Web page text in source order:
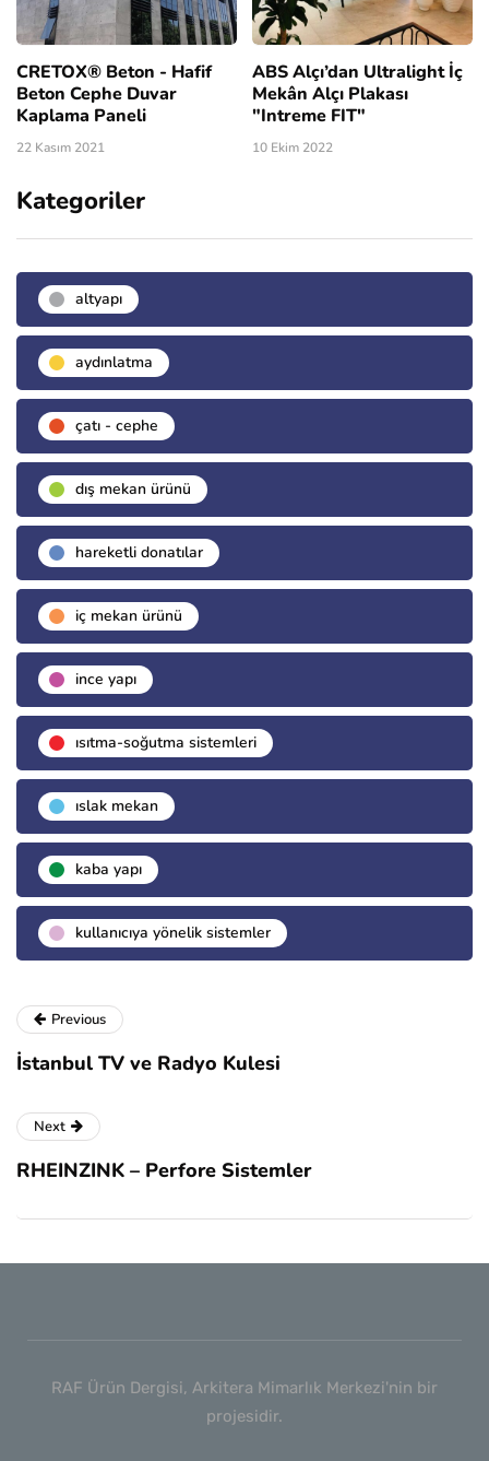
CRETOX® Beton - Hafif
Beton Cephe Duvar
Kaplama Paneli
22 Kasım 2021
ABS Alçı’dan Ultralight İç
Mekân Alçı Plakası
"Intreme FIT"
10 Ekim 2022
Kategoriler
altyapı
aydınlatma
çatı - cephe
dış mekan ürünü
hareketli donatılar
i̇ç mekan ürünü
i̇nce yapı
isıtma-soğutma sistemleri
islak mekan
kaba yapı
kullanıcıya yönelik sistemler
Previous
İstanbul TV ve Radyo Kulesi
Next
RHEINZINK – Perfore Sistemler
RAF Ürün Dergisi, Arkitera Mimarlık Merkezi'nin bir
projesidir.